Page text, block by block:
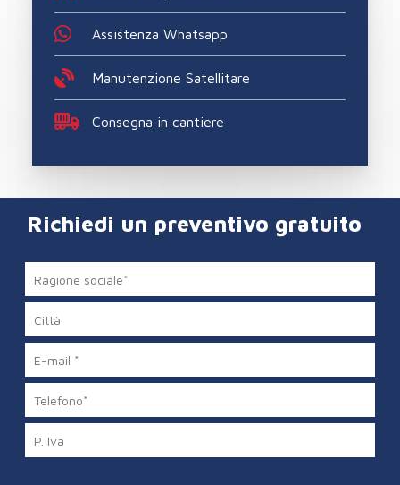
Assistenza Whatsapp
Manutenzione Satellitare
Consegna in cantiere
Richiedi un preventivo gratuito